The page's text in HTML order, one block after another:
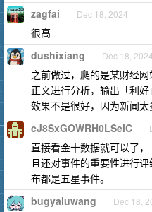
zagfai Dec 18, 2024
很高
dushixiang Dec 18, 2024
之前做过，爬的是某财经
正文进行分析，输出「利好
效果不是很好，因为新闻太
cJ8SxGOWRH0LSelC
直接看金十数据就可以了，
且还对事件的重要性进行
布都是五星事件。
bugyaluwang Dec 18,